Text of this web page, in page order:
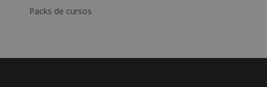
Packs de cursos